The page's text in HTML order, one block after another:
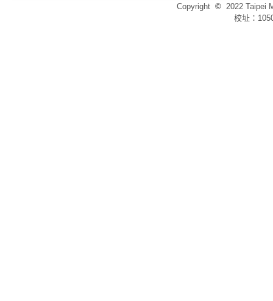
Copyright © 2022 Taipei
校址：